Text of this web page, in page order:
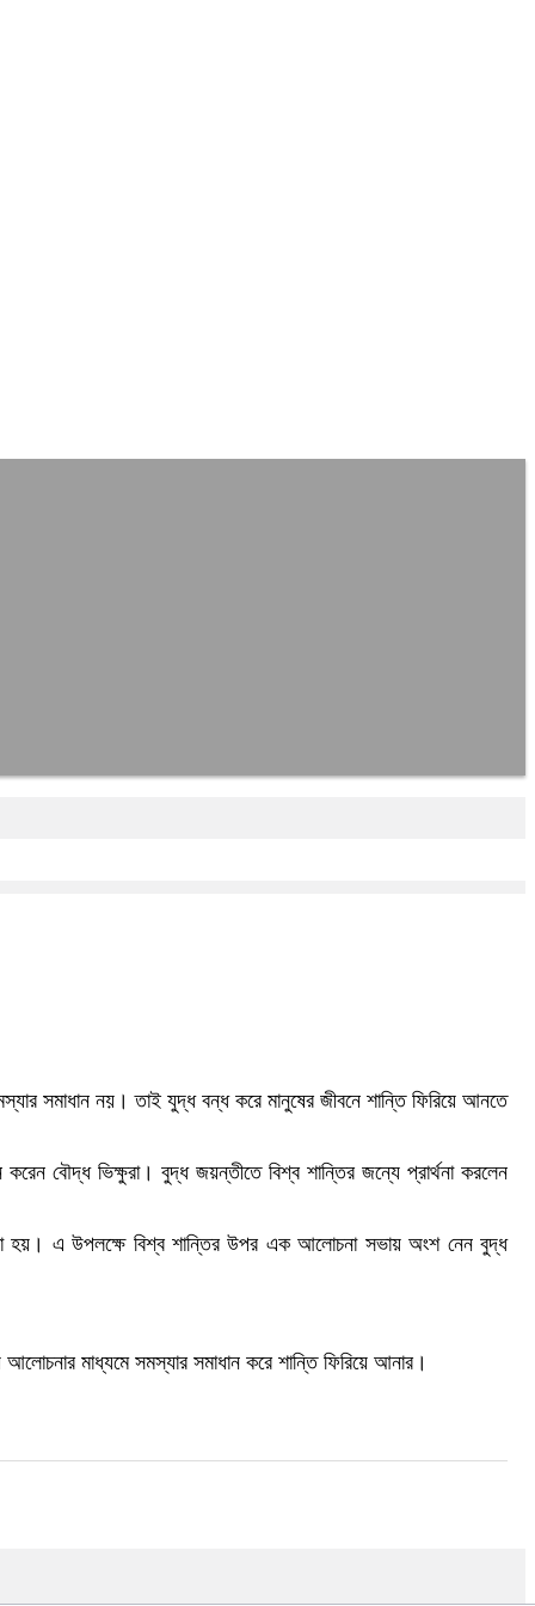
সমাধান নয়। তাই যুদ্ধ বন্ধ করে মানুষের জীবনে শান্তি ফিরিয়ে আনতে
বৌদ্ধ ভিক্ষুরা। বুদ্ধ জয়ন্তীতে বিশ্ব শান্তির জন্যে প্রার্থনা করলেন
হয়। এ উপলক্ষে বিশ্ব শান্তির উপর এক আলোচনা সভায় অংশ নেন বুদ্ধ
মাধ্যমে সমস্যার সমাধান করে শান্তি ফিরিয়ে আনার।